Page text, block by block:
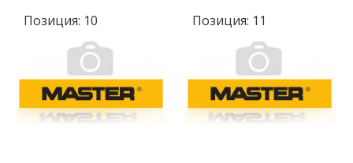
Позиция: 10 Позиция: 11